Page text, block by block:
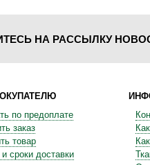
НА РАССЫЛКУ
по предоплате
заказ
товар
сроки доставки